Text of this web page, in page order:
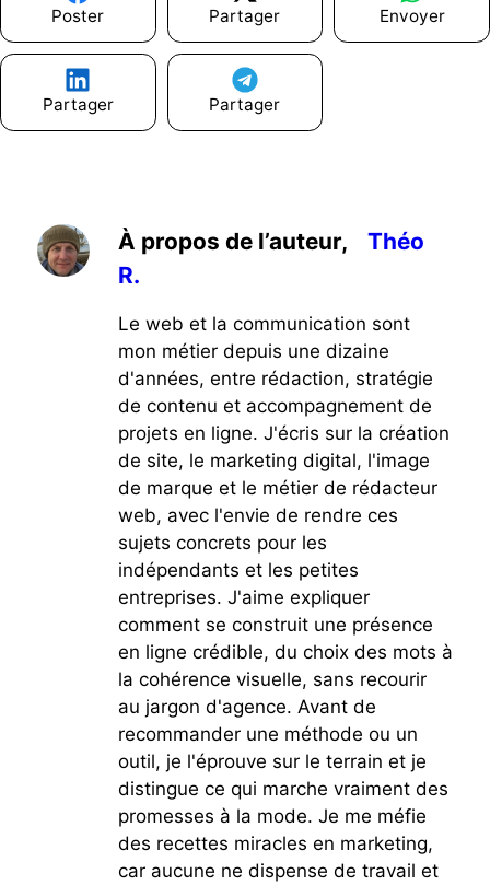
Poster Partager Envoyer
Partager Partager
À propos de l’auteur,
Théo
R.
Le web et la communication sont
mon métier depuis une dizaine
d'années, entre rédaction, stratégie
de contenu et accompagnement de
projets en ligne. J'écris sur la création
de site, le marketing digital, l'image
de marque et le métier de rédacteur
web, avec l'envie de rendre ces
sujets concrets pour les
indépendants et les petites
entreprises. J'aime expliquer
comment se construit une présence
en ligne crédible, du choix des mots à
la cohérence visuelle, sans recourir
au jargon d'agence. Avant de
recommander une méthode ou un
outil, je l'éprouve sur le terrain et je
distingue ce qui marche vraiment des
promesses à la mode. Je me méfie
des recettes miracles en marketing,
car aucune ne dispense de travail et